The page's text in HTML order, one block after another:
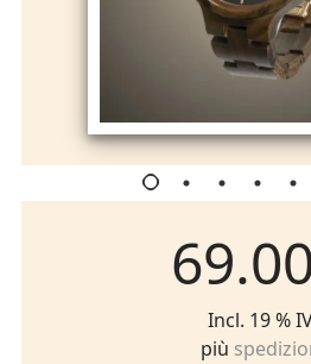
Incl. 19 %
più